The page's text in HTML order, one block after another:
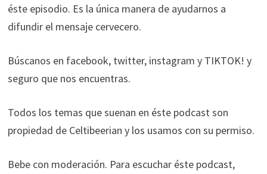
éste episodio. Es la única manera de ayudarnos a
difundir el mensaje cervecero.
Búscanos en facebook, twitter, instagram y TIKTOK! y
seguro que nos encuentras.
Todos los temas que suenan en éste podcast son
propiedad de Celtibeerian y los usamos con su permiso.
Bebe con moderación. Para escuchar éste podcast,